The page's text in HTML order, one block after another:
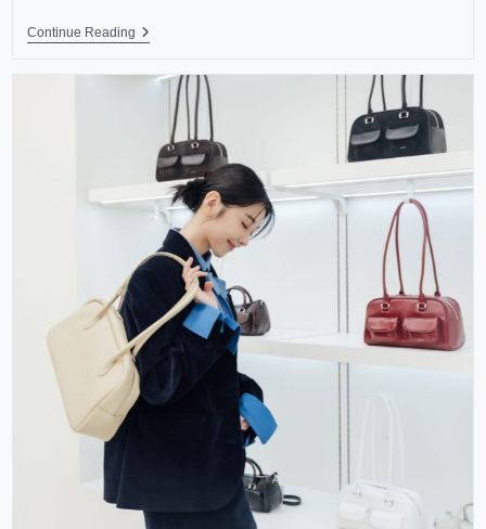
Continue Reading